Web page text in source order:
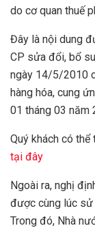
do cơ quan thuế
Đây là nội dung
CP sửa đổi, bổ
ngày 14/5/2010
hàng hóa, cung
01 tháng 03 năm
Quý khách có
tại đây
Ngoài ra, nghị
được cùng lúc sử
Trong đó, Nhà